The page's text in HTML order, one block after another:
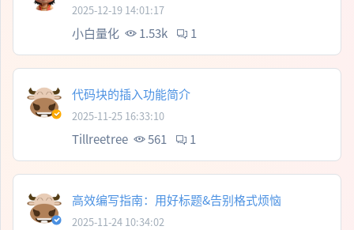
2025-12-19 14:01:17
小白量化 1.53k 1
代码块的插入功能简介
2025-11-25 16:33:10
Tillreetree 561 1
高效编写指南：用好标题&告别格式烦恼
2025-11-24 10:34:02